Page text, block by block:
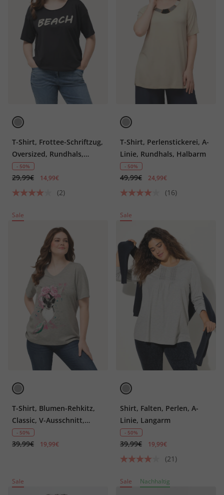
T-Shirt, Frottee-Schriftzug,
Oversized, Rundhals,
Halbarm
- 50%
29,99€ 14,99€
(2)
T-Shirt, Perlenstickerei, A-
Linie, Rundhals, Halbarm
- 50%
49,99€ 24,99€
(16)
Sale
T-Shirt, Blumen-Rehkitz,
Classic, V-Ausschnitt,
Halbarm
- 50%
39,99€ 19,99€
Sale
Shirt, Falten, Perlen, A-
Linie, Langarm
- 50%
39,99€ 19,99€
(21)
Sale Sale Nachhaltig